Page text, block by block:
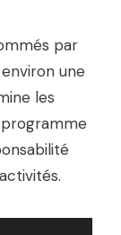
par
une
les